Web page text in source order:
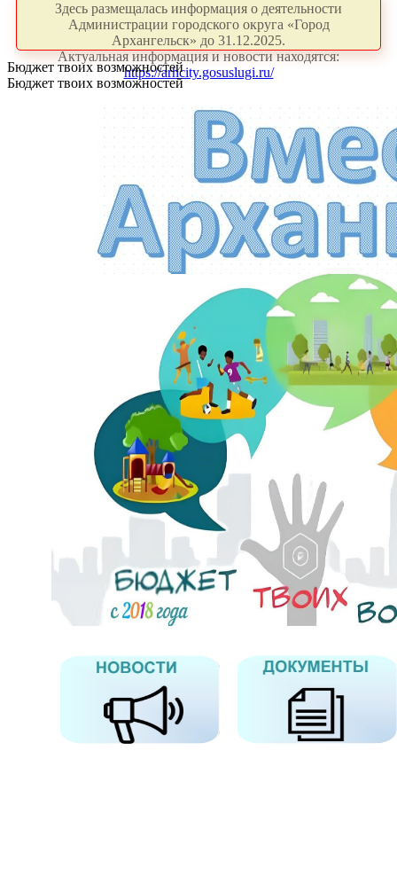
Здесь размещалась информация о деятельности
Администрации городского округа «Город
Архангельск» до 31.12.2025.
Актуальная информация и новости находятся:
https://arhcity.gosuslugi.ru/
Бюджет твоих возможностей
Бюджет твоих возможностей